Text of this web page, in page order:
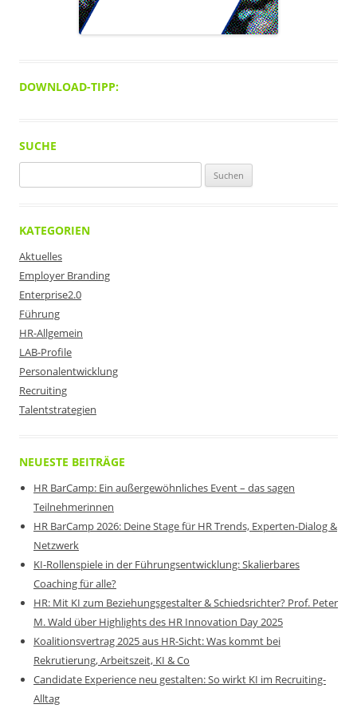
DOWNLOAD-TIPP:
SUCHE
nach:
KATEGORIEN
Aktuelles
Employer Branding
Enterprise2.0
Führung
HR-Allgemein
LAB-Profile
Personalentwicklung
Recruiting
Talentstrategien
NEUESTE BEITRÄGE
HR BarCamp: Ein außergewöhnliches Event – das sagen
Teilnehmerinnen
HR BarCamp 2026: Deine Stage für HR Trends, Experten-Dialog &
Netzwerk
KI-Rollenspiele in der Führungsentwicklung: Skalierbares
Coaching für alle?
HR: Mit KI zum Beziehungsgestalter & Schiedsrichter? Prof. Peter
M. Wald über Highlights des HR Innovation Day 2025
Koalitionsvertrag 2025 aus HR-Sicht: Was kommt bei
Rekrutierung, Arbeitszeit, KI & Co
Candidate Experience neu gestalten: So wirkt KI im Recruiting-
Alltag